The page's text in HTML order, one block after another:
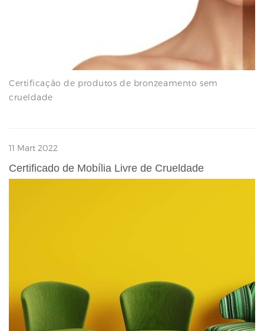
Certificação de produtos de bronzeamento sem
crueldade
11 Mart 2022
Certificado de Mobília Livre de Crueldade